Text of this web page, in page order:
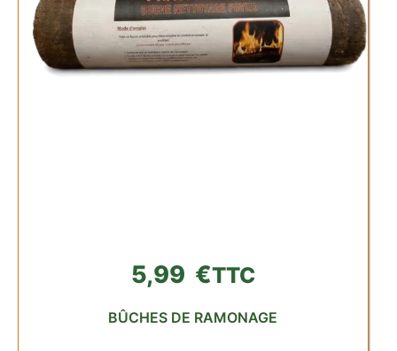
5,99 €TTC
BÛCHES DE RAMONAGE